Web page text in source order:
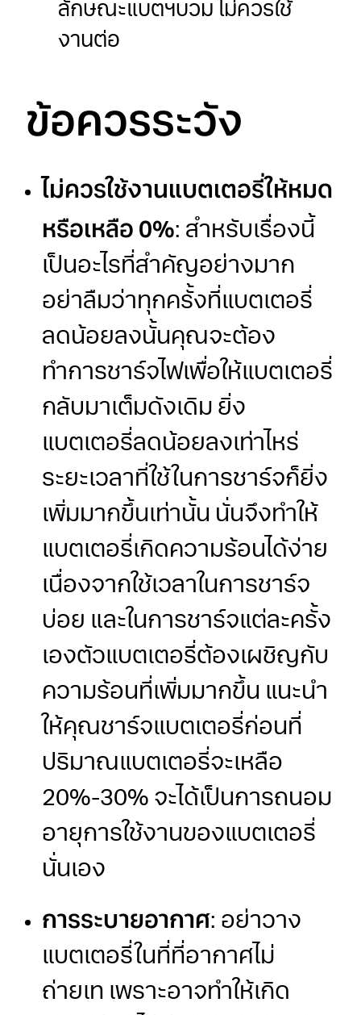
ลักษณะแบตฯบวม ไม่ควรใช้
งานต่อ
ข้อควรระวัง
ไม่ควรใช้งานแบตเตอรี่ให้หมด
หรือเหลือ 0%: สำหรับเรื่องนี้
เป็นอะไรที่สำคัญอย่างมาก
อย่าลืมว่าทุกครั้งที่แบตเตอรี่
ลดน้อยลงนั้นคุณจะต้อง
ทำการชาร์จไฟเพื่อให้แบตเตอรี่
กลับมาเต็มดังเดิม ยิ่ง
แบตเตอรี่ลดน้อยลงเท่าไหร่
ระยะเวลาที่ใช้ในการชาร์จก็ยิ่ง
เพิ่มมากขึ้นเท่านั้น นั่นจึงทำให้
แบตเตอรี่เกิดความร้อนได้ง่าย
เนื่องจากใช้เวลาในการชาร์จ
บ่อย และในการชาร์จแต่ละครั้ง
เองตัวแบตเตอรี่ต้องเผชิญกับ
ความร้อนที่เพิ่มมากขึ้น แนะนำ
ให้คุณชาร์จแบตเตอรี่ก่อนที่
ปริมาณแบตเตอรี่จะเหลือ
20%-30% จะได้เป็นการถนอม
อายุการใช้งานของแบตเตอรี่
นั่นเอง
การระบายอากาศ: อย่าวาง
แบตเตอรี่ในที่ที่อากาศไม่
ถ่ายเท เพราะอาจทำให้เกิด